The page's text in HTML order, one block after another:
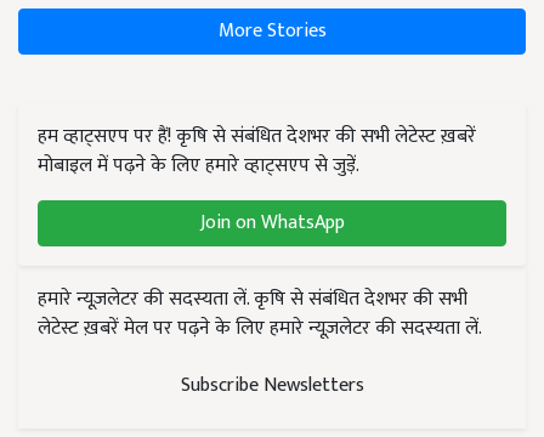
More Stories
हम व्हाट्सएप पर हैं! कृषि से संबंधित देशभर की सभी लेटेस्ट ख़बरें
मोबाइल में पढ़ने के लिए हमारे व्हाट्सएप से जुड़ें.
Join on WhatsApp
हमारे न्यूज़लेटर की सदस्यता लें. कृषि से संबंधित देशभर की सभी
लेटेस्ट ख़बरें मेल पर पढ़ने के लिए हमारे न्यूज़लेटर की सदस्यता लें.
Subscribe Newsletters